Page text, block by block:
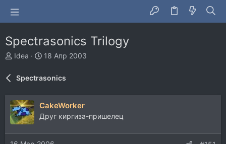
Spectrasonics Trilogy
А
т
р
т
е
м
Idea
Д
н
а
ч
а
а
18 Апр 2003
Spectrasonics
CakeWorker
Друг киргиза-пришелец